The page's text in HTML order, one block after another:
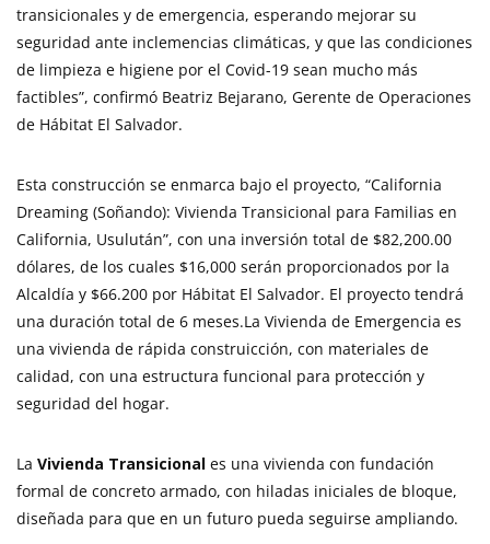
transicionales y de emergencia, esperando mejorar su
seguridad ante inclemencias climáticas, y que las condiciones
de limpieza e higiene por el Covid-19 sean mucho más
factibles”, confirmó Beatriz Bejarano, Gerente de Operaciones
de Hábitat El Salvador.
Esta construcción se enmarca bajo el proyecto, “California
Dreaming (Soñando): Vivienda Transicional para Familias en
California, Usulután”, con una inversión total de $82,200.00
dólares, de los cuales $16,000 serán proporcionados por la
Alcaldía y $66.200 por Hábitat El Salvador. El proyecto tendrá
una duración total de 6 meses.La Vivienda de Emergencia es
una vivienda de rápida construicción, con materiales de
calidad, con una estructura funcional para protección y
seguridad del hogar.
La Vivienda Transicional es una vivienda con fundación
formal de concreto armado, con hiladas iniciales de bloque,
diseñada para que en un futuro pueda seguirse ampliando.